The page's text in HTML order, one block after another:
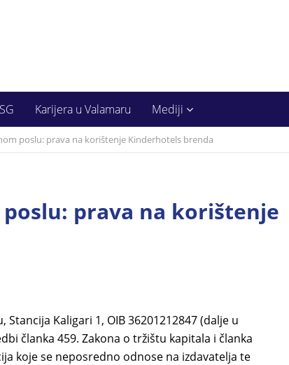
Karijera u Valamaru Mediji
poslu: prava na korištenje Kinderhotels brenda
prava na korištenje
Kaligari 1, OIB 36201212847 (dalje u
članka 459. Zakona o tržištu kapitala i članka
koje se neposredno odnose na izdavatelja te